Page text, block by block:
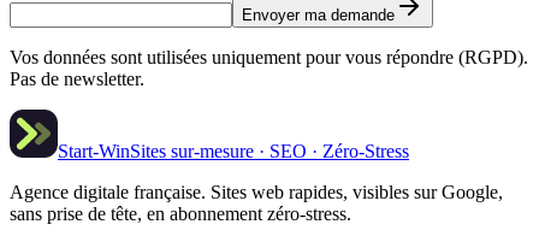
Envoyer ma demande
Vos données sont utilisées uniquement pour vous répondre (RGPD).
Pas de newsletter.
Start-WinSites sur-mesure · SEO · Zéro-Stress
Agence digitale française. Sites web rapides, visibles sur Google,
sans prise de tête, en abonnement zéro-stress.